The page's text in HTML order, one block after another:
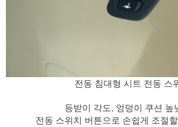
전동 침대형 시트 전동 스
등받이 각도, 엉덩이 쿠션 높
전동 스위치 버튼으로 손쉽게 조절